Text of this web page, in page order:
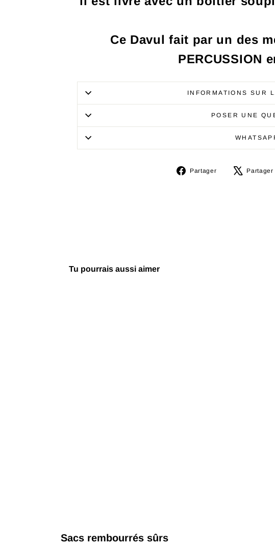
Ce Davul fait par un des
PERCUSSION
INFORMATIONS SUR
POSER UNE
Partager
PartagerPartager
Tu pourrais aussi aimer
Sacs rembourrés sûrs